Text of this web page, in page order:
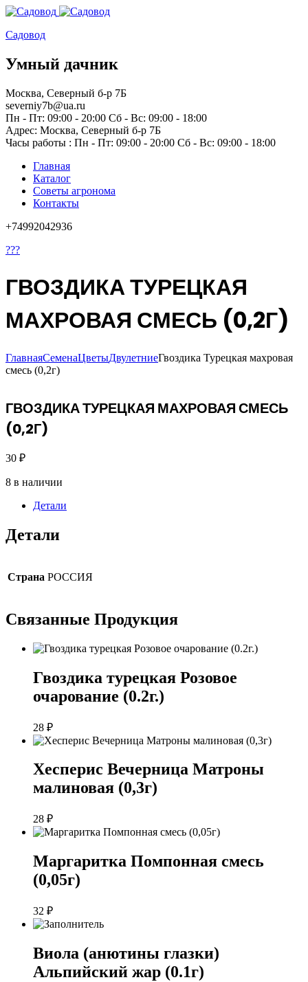
Садовод
Умный дачник
Москва, Северный б-р 7Б
severniy7b@ua.ru
Пн - Пт: 09:00 - 20:00 Сб - Вс: 09:00 - 18:00
Адрес: Москва, Северный б-р 7Б
Часы работы : Пн - Пт: 09:00 - 20:00 Сб - Вс: 09:00 - 18:00
Главная
Каталог
Советы агронома
Контакты
+74992042936
???
ГВОЗДИКА ТУРЕЦКАЯ
МАХРОВАЯ СМЕСЬ (0,2Г)
ГлавнаяСеменаЦветыДвулетниеГвоздика Турецкая махровая
смесь (0,2г)
ГВОЗДИКА ТУРЕЦКАЯ МАХРОВАЯ СМЕСЬ
(0,2Г)
30 ₽
8 в наличии
Детали
Детали
Страна РОССИЯ
Связанные Продукция
Гвоздика турецкая Розовое
очарование (0.2г.)
28 ₽
Хесперис Вечерница Матроны
малиновая (0,3г)
28 ₽
Маргаритка Помпонная смесь
(0,05г)
32 ₽
Виола (анютины глазки)
Альпийский жар (0.1г)